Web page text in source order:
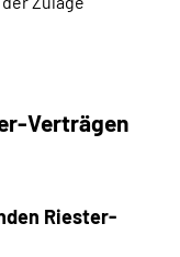
Verträgen
Riester-